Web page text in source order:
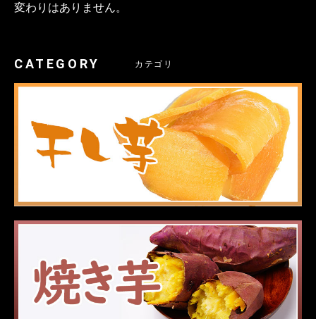
変わりはありません。
CATEGORY カテゴリ